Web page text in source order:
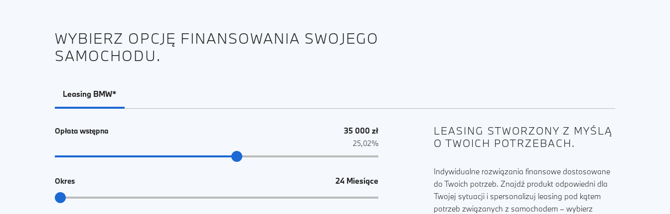
WYBIERZ OPCJĘ FINANSOWANIA SWOJEGO
SAMOCHODU.
Leasing BMW*
Opłata wstępna 35 000 zł
25,02%
Okres 24 Miesiące
LEASING STWORZONY Z MYŚLĄ
O TWOICH POTRZEBACH.
Indywidualne rozwiązania finansowe dostosowane
do Twoich potrzeb. Znajdź produkt odpowiedni dla
Twojej sytuacji i spersonalizuj leasing pod kątem
potrzeb związanych z samochodem – wybierz